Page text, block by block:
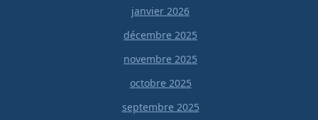
janvier 2026
décembre 2025
novembre 2025
octobre 2025
septembre 2025